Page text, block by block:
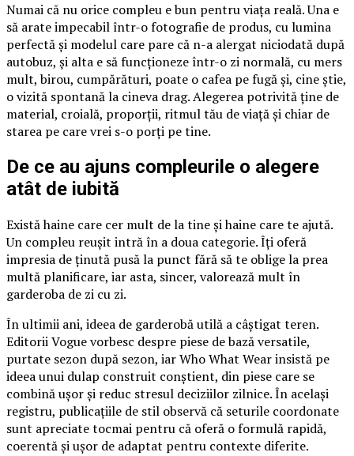
Numai că nu orice compleu e bun pentru viața reală. Una e
să arate impecabil într-o fotografie de produs, cu lumina
perfectă și modelul care pare că n-a alergat niciodată după
autobuz, și alta e să funcționeze într-o zi normală, cu mers
mult, birou, cumpărături, poate o cafea pe fugă și, cine știe,
o vizită spontană la cineva drag. Alegerea potrivită ține de
material, croială, proporții, ritmul tău de viață și chiar de
starea pe care vrei s-o porți pe tine.
De ce au ajuns compleurile o alegere
atât de iubită
Există haine care cer mult de la tine și haine care te ajută.
Un compleu reușit intră în a doua categorie. Îți oferă
impresia de ținută pusă la punct fără să te oblige la prea
multă planificare, iar asta, sincer, valorează mult în
garderoba de zi cu zi.
În ultimii ani, ideea de garderobă utilă a câștigat teren.
Editorii Vogue vorbesc despre piese de bază versatile,
purtate sezon după sezon, iar Who What Wear insistă pe
ideea unui dulap construit conștient, din piese care se
combină ușor și reduc stresul deciziilor zilnice. În același
registru, publicațiile de stil observă că seturile coordonate
sunt apreciate tocmai pentru că oferă o formulă rapidă,
coerentă și ușor de adaptat pentru contexte diferite.